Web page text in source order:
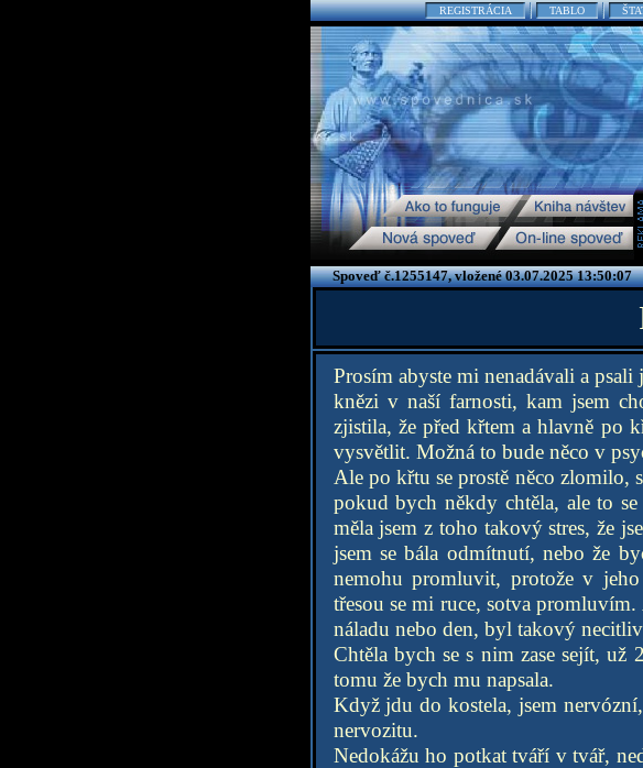
REGISTRÁCIA TABLO
Spoveď č.1255147, vložené 03.07.2025 13:50:07
Prosím abyste mi nenadávali a
knězi v naší farnosti, kam jsem
zjistila, že před křtem a hlavně po
vysvětlit. Možná to bude něco v
Ale po křtu se prostě něco zlomilo,
pokud bych někdy chtěla, ale to
měla jsem z toho takový stres, že
jsem se bála odmítnutí, nebo že
nemohu promluvit, protože v jeho
třesou se mi ruce, sotva
náladu nebo den, byl takový
Chtěla bych se s nim zase sejít, už
tomu že bych mu napsala.
Když jdu do kostela, jsem
nervozitu.
Nedokážu ho potkat tváří v tvář,